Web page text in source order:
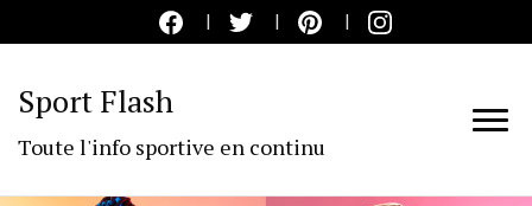
Sport Flash
Toute l'info sportive en continu